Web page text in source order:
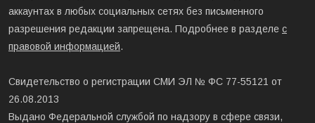
аккаунтах в любых социальных сетях без письменного
разрешения редакции запрещена. Подробнее в разделе с
правовой информацией.
Свидетельство о регистрации СМИ ЭЛ № ФС 77-55121 от
26.08.2013
Выдано Федеральной службой по надзору в сфере связи,